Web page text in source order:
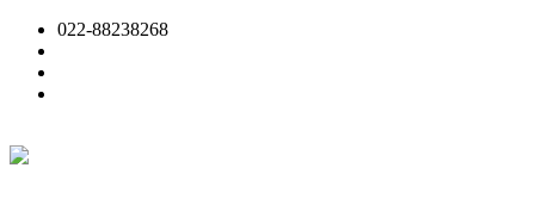
022-88238268